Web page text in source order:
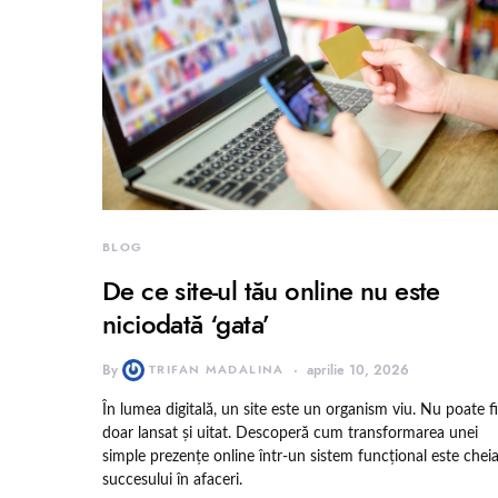
BLOG
De ce site-ul tău online nu este
niciodată ‘gata’
By TRIFAN MADALINA aprilie 10, 2026
În lumea digitală, un site este un organism viu. Nu poate fi
doar lansat și uitat. Descoperă cum transformarea unei
simple prezențe online într-un sistem funcțional este cheia
succesului în afaceri.